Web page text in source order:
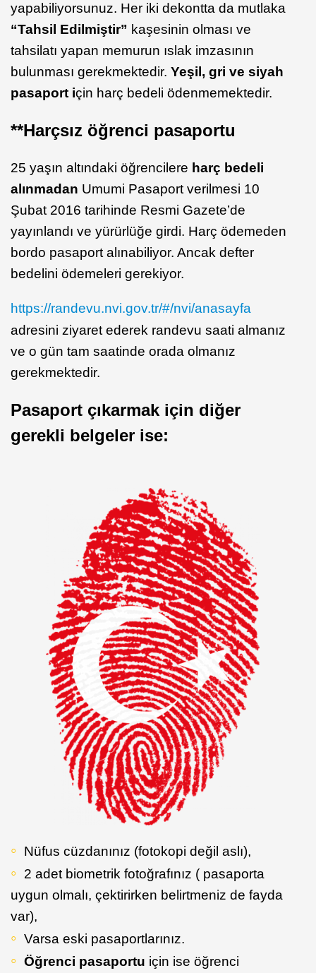
yapabiliyorsunuz. Her iki dekontta da mutlaka
“Tahsil Edilmiştir” kaşesinin olması ve
tahsilatı yapan memurun ıslak imzasının
bulunması gerekmektedir. Yeşil, gri ve siyah
pasaport için harç bedeli ödenmemektedir.
**Harçsız öğrenci pasaportu
25 yaşın altındaki öğrencilere harç bedeli
alınmadan Umumi Pasaport verilmesi 10
Şubat 2016 tarihinde Resmi Gazete’de
yayınlandı ve yürürlüğe girdi. Harç ödemeden
bordo pasaport alınabiliyor. Ancak defter
bedelini ödemeleri gerekiyor.
https://randevu.nvi.gov.tr/#/nvi/anasayfa
adresini ziyaret ederek randevu saati almanız
ve o gün tam saatinde orada olmanız
gerekmektedir.
Pasaport çıkarmak için diğer
gerekli belgeler ise:
Nüfus cüzdanınız (fotokopi değil aslı),
2 adet biometrik fotoğrafınız ( pasaporta
uygun olmalı, çektirirken belirtmeniz de fayda
var),
Varsa eski pasaportlarınız.
Öğrenci pasaportu için ise öğrenci